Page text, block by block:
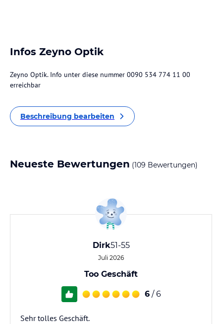
Infos Zeyno Optik
Zeyno Optik. Info unter diese nummer 0090 534 774 11 00
erreichbar
Beschreibung bearbeiten
Neueste Bewertungen (109 Bewertungen)
Dirk51-55
Juli 2026
Too Geschäft
6 / 6
Sehr tolles Geschäft.